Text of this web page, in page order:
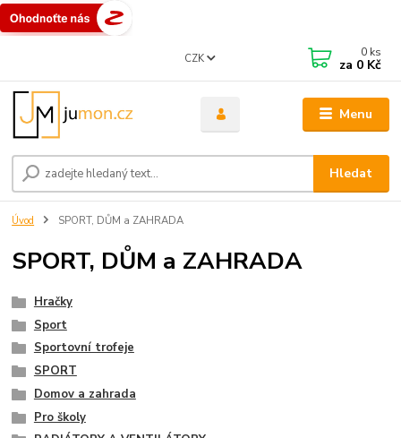
Menu
CZK
Hledat
0 ks
za 0 Kč
Úvod SPORT, DŮM a ZAHRADA
SPORT, DŮM a ZAHRADA
Hračky
Sport
Sportovní trofeje
SPORT
Domov a zahrada
Pro školy